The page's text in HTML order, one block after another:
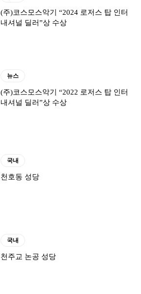
(주)코스모스악기 “2024 로저스 탑 인터
내셔널 딜러”상 수상
뉴스
(주)코스모스악기 “2022 로저스 탑 인터
내셔널 딜러”상 수상
국내
천호동 성당
국내
천주교 논공 성당